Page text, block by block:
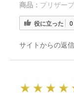
商品： プリザー
役に立った 0
サイトからの返信